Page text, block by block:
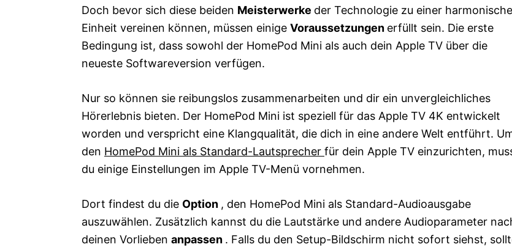
Doch bevor sich diese beiden Meisterwerke der Technologie zu einer
Einheit vereinen können, müssen einige Voraussetzungen erfüllt sein. Die erste
Bedingung ist, dass sowohl der HomePod Mini als auch dein Apple TV über die
neueste Softwareversion verfügen.
Nur so können sie reibungslos zusammenarbeiten und dir ein unvergleichliches
Hörerlebnis bieten. Der HomePod Mini ist speziell für das Apple TV 4K entwickelt
worden und verspricht eine Klangqualität, die dich in eine andere Welt entführt.
den HomePod Mini als Standard-Lautsprecher für dein Apple TV einzurichten,
du einige Einstellungen im Apple TV-Menü vornehmen.
Dort findest du die Option , den HomePod Mini als Standard-Audioausgabe
auszuwählen. Zusätzlich kannst du die Lautstärke und andere Audioparameter
deinen Vorlieben anpassen . Falls du den Setup-Bildschirm nicht sofort siehst,